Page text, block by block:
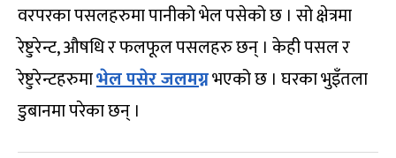
वरपरका पसलहरुमा पानीको भेल पसेको छ । सो क्षेत्रमा
रेष्टुरेन्ट, औषधि र फलफूल पसलहरु छन् । केही पसल र
रेष्टुरेन्टहरुमाभेल पसेर जलमग्नभएको छ । घरका भुइँतला
डुबानमा परेका छन् ।